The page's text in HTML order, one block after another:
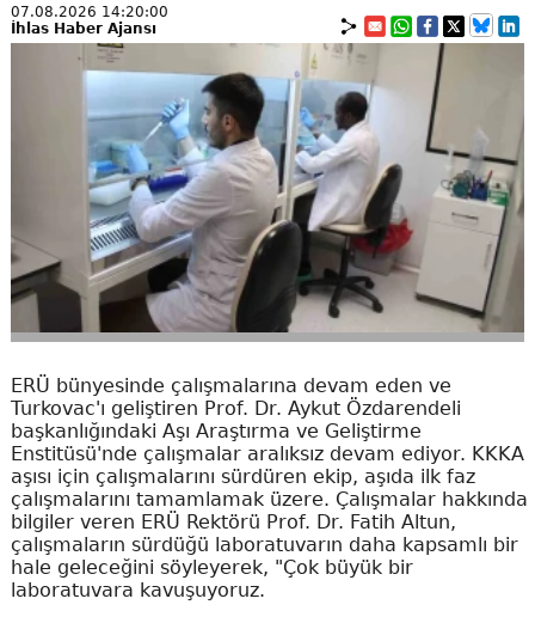
07.08.2026 14:20:00
İhlas Haber Ajansı
ERÜ bünyesinde çalışmalarına devam eden ve
Turkovac'ı geliştiren Prof. Dr. Aykut Özdarendeli
başkanlığındaki Aşı Araştırma ve Geliştirme
Enstitüsü'nde çalışmalar aralıksız devam ediyor. KKKA
aşısı için çalışmalarını sürdüren ekip, aşıda ilk faz
çalışmalarını tamamlamak üzere. Çalışmalar hakkında
bilgiler veren ERÜ Rektörü Prof. Dr. Fatih Altun,
çalışmaların sürdüğü laboratuvarın daha kapsamlı bir
hale geleceğini söyleyerek, "Çok büyük bir
laboratuvara kavuşuyoruz.